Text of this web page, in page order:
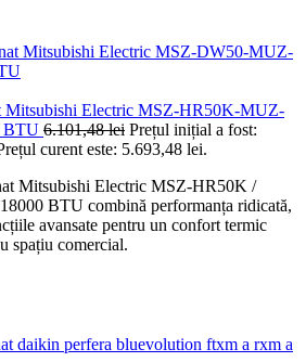
Mitsubishi Electric MSZ-HR50K-MUZ-
BTU 6.101,48lei Prețul inițial a fost:
curent este: 5.693,48 lei.
Mitsubishi Electric MSZ-HR50K /
BTU combină performanța ridicată,
avansate pentru un confort termic
spațiu comercial.